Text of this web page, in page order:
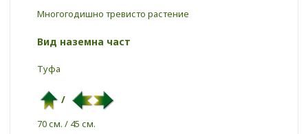
Многогодишно тревисто растение
Вид наземна част
Туфа
/
70 см. / 45 см.